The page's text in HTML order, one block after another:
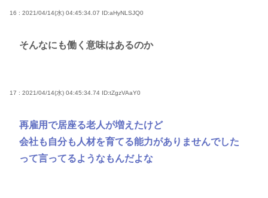
16 : 2021/04/14(水) 04:45:34.07 ID:aHyNLSJQ0
そんなにも働く意味はあるのか
17 : 2021/04/14(水) 04:45:34.74 ID:tZgzVAaY0
再雇用で居座る老人が増えたけど
会社も自分も人材を育てる能力がありませんでした
って言ってるようなもんだよな